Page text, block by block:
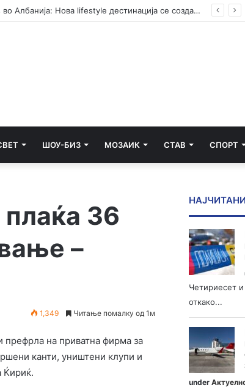
Green Coast го носи Nammos Hotels & Resorts во Албанија: Нова lifestyle дестинација се создава на албанската ривиера
ШОУ-БИЗ МОЗАИК СТАВ СПОРТ
36
–
1,349 Читање помалку од 1м
на приватна фирма за
канти, уништени клупи и
Ќириќ.
НАЈЧИТАНИ
Четириесет
откако...
under